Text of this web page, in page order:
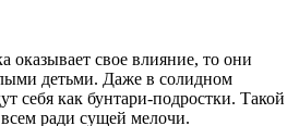
оказывает свое влияние, то они
детьми. Даже в солидном
себя как бунтари-подростки. Такой
ради сущей мелочи.